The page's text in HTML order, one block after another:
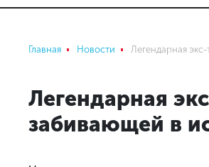
Главная Новости Легендарная
Легендарная
забивающей в